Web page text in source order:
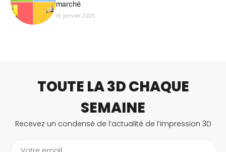
marché
16 janvier 2025
TOUTE LA 3D CHAQUE
SEMAINE
Recevez un condensé de l’actualité de l’impression 3D